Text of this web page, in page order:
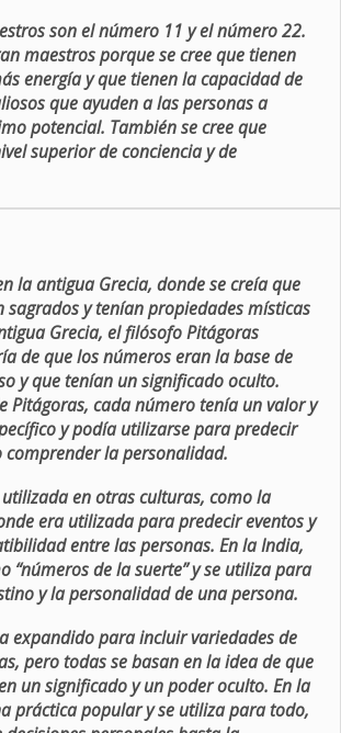
son el número 11 y el número 22.
maestros porque se cree que tienen
energía y que tienen la capacidad de
que ayuden a las personas a
potencial. También se cree que
superior de conciencia y de
la antigua Grecia, donde se creía que
sagrados y tenían propiedades místicas
Grecia, el filósofo Pitágoras
de que los números eran la base de
y que tenían un significado oculto.
Pitágoras, cada número tenía un valor y
y podía utilizarse para predecir
comprender la personalidad.
en otras culturas, como la
era utilizada para predecir eventos y
entre las personas. En la India,
“números de la suerte” y se utiliza para
y la personalidad de una persona.
expandido para incluir variedades de
pero todas se basan en la idea de que
un significado y un poder oculto. En la
práctica popular y se utiliza para todo,